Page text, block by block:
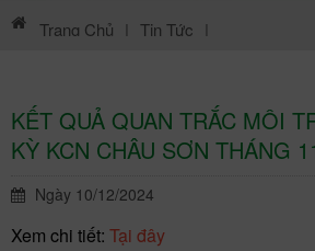
Trang Chủ | Tin Tức |
KẾT QUẢ QUAN TRẮC MÔI
KỲ KCN CHÂU SƠN THÁNG
Ngày 10/12/2024
Xem chi tiết: Tại đây